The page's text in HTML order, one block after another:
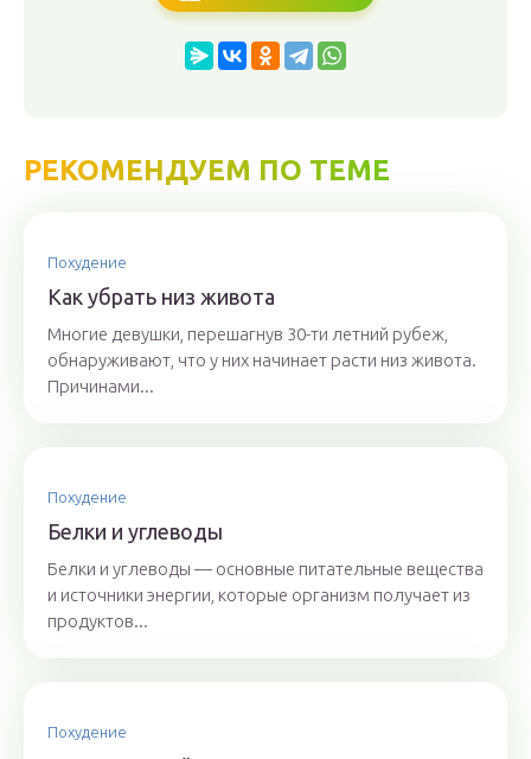
РЕКОМЕНДУЕМ ПО ТЕМЕ
Похудение
Как убрать низ живота
Многие девушки, перешагнув 30-ти летний рубеж,
обнаруживают, что у них начинает расти низ живота.
Причинами...
Похудение
Белки и углеводы
Белки и углеводы — основные питательные вещества
и источники энергии, которые организм получает из
продуктов...
Похудение